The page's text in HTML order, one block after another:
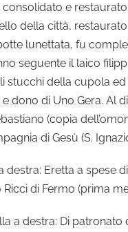
consolidato e restaurato
della città,
lunettata, fu
seguente il laico
stucchi della cupola
dono di Uno Gera. Al
(copia
di Gesù (S.
destra: Eretta a spese
di Fermo (prima
a destra: Di patronato